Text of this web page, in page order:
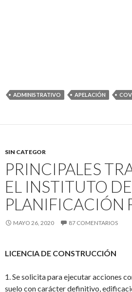
ADMINISTRATIVO APELACIÓN
SIN CATEGOR
PRINCIPALES
EL INSTITUTO DE
PLANIFICACIÓN
MAYO 26, 2020 87 COMENTARIOS
LICENCIA DE CONSTRUCCIÓN
1. Se solicita para ejecutaracciones
suelo con carácter definitivo,